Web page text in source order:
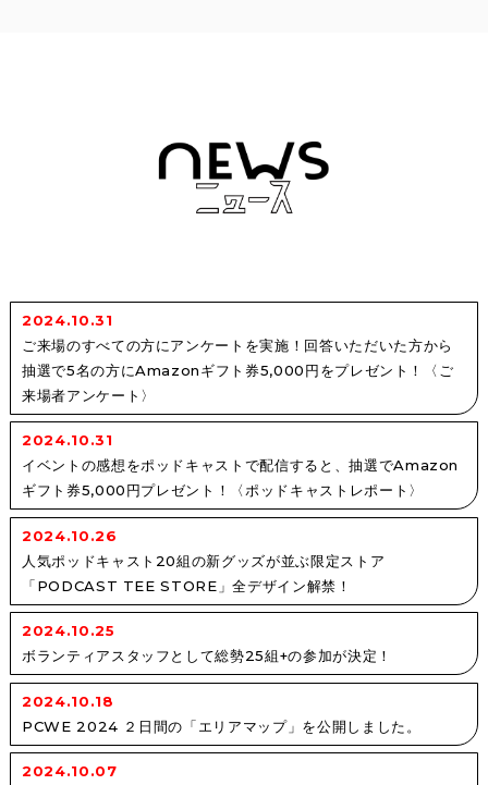
2024.10.31
ご来場のすべての方にアンケートを実施！回答いただいた方から
抽選で5名の方にAmazonギフト券5,000円をプレゼント！〈ご
来場者アンケート〉
2024.10.31
イベントの感想をポッドキャストで配信すると、抽選でAmazon
ギフト券5,000円プレゼント！〈ポッドキャストレポート〉
2024.10.26
人気ポッドキャスト20組の新グッズが並ぶ限定ストア
「PODCAST TEE STORE」全デザイン解禁！
2024.10.25
ボランティアスタッフとして総勢25組+の参加が決定！
2024.10.18
PCWE 2024 ２日間の「エリアマップ」を公開しました。
2024.10.07